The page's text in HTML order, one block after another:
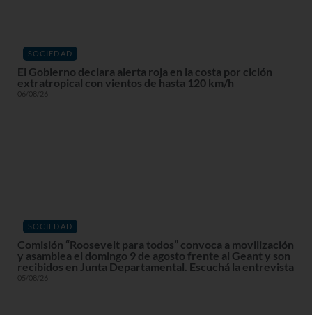
SOCIEDAD
El Gobierno declara alerta roja en la costa por ciclón
extratropical con vientos de hasta 120 km/h
06/08/26
SOCIEDAD
Comisión “Roosevelt para todos” convoca a movilización
y asamblea el domingo 9 de agosto frente al Geant y son
recibidos en Junta Departamental. Escuchá la entrevista
05/08/26